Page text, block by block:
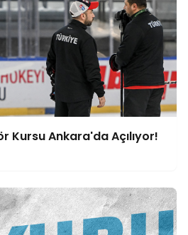
Kursu Ankara'da Açılıyor!